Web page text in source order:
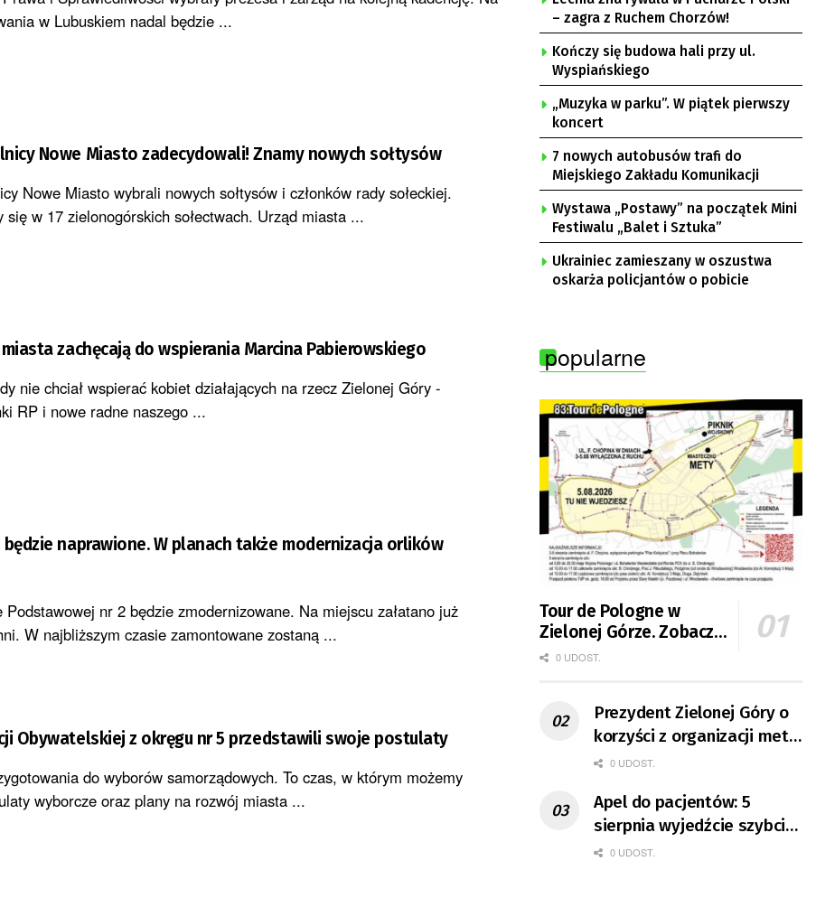
w Lubuskiem nadal będzie ...
Nowe Miasto zadecydowali! Znamy nowych sołtysów
Nowe Miasto wybrali nowych sołtysów i członków rady sołeckiej.
się w 17 zielonogórskich sołectwach. Urząd miasta ...
zachęcają do wspierania Marcina Pabierowskiego
nie chciał wspierać kobiet działających na rzecz Zielonej Góry -
RP i nowe radne naszego ...
będzie naprawione. W planach także modernizacja orlików
Podstawowej nr 2 będzie zmodernizowane. Na miejscu załatano już
W najbliższym czasie zamontowane zostaną ...
Obywatelskiej z okręgu nr 5 przedstawili swoje postulaty
do wyborów samorządowych. To czas, w którym możemy
wyborcze oraz plany na rozwój miasta ...
– zagra z Ruchem Chorzów!
Kończy się budowa hali przy ul.
Wyspiańskiego
„Muzyka w parku”. W piątek pierwszy
koncert
7 nowych autobusów trafi do
Miejskiego Zakładu Komunikacji
Wystawa „Postawy” na początek Mini
Festiwalu „Balet i Sztuka”
Ukrainiec zamieszany w oszustwa
oskarża policjantów o pobicie
popularne
Tour de Pologne w
Zielonej Górze. Zobacz
zmiany w organizacji
0 UDOST.
Prezydent Zielonej Góry o
korzyści z organizacji mety
Tour de Pologne
0 UDOST.
Apel do pacjentów: 5
sierpnia wyjedźcie szybciej
z domów
0 UDOST.